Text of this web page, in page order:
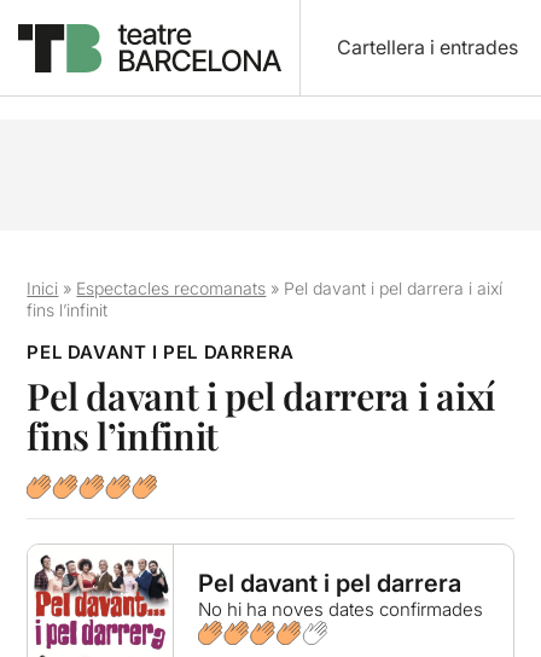
Cartellera i entrades
Inici » Espectacles recomanats » Pel davant i pel darrera i així
fins l’infinit
PEL DAVANT I PEL DARRERA
Pel davant i pel darrera i així
fins l’infinit
Pel davant i pel darrera
No hi ha noves dates confirmades